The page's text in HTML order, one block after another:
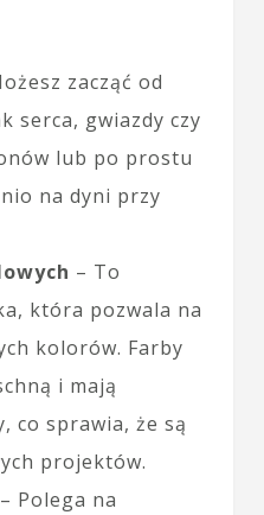
zacząć od
serca, gwiazdy czy
lub po prostu
na dyni przy
– To
która pozwala na
kolorów. Farby
i mają
co sprawia, że są
projektów.
– Polega na